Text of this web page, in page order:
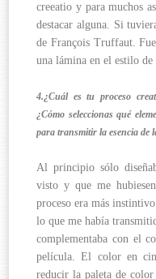
creeatio y para muchos
destacar alguna. Si
de François Truffaut.
una lámina en el estilo
4.¿Cuál es tu proceso
¿Cómo seleccionas qué
para transmitir la esencia de
Al principio sólo
visto y que me
proceso era más
lo que me había
complementaba con el
película. El color en
reducir la paleta de